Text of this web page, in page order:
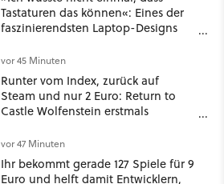
Tastaturen das können«: Eines der
faszinierendsten Laptop-Designs
vor 45 Minuten
Runter vom Index, zurück auf
Steam und nur 2 Euro: Return to
Castle Wolfenstein erstmals
Markt
vor 47 Minuten
Ihr bekommt gerade 127 Spiele für 9
Euro und helft damit Entwicklern,